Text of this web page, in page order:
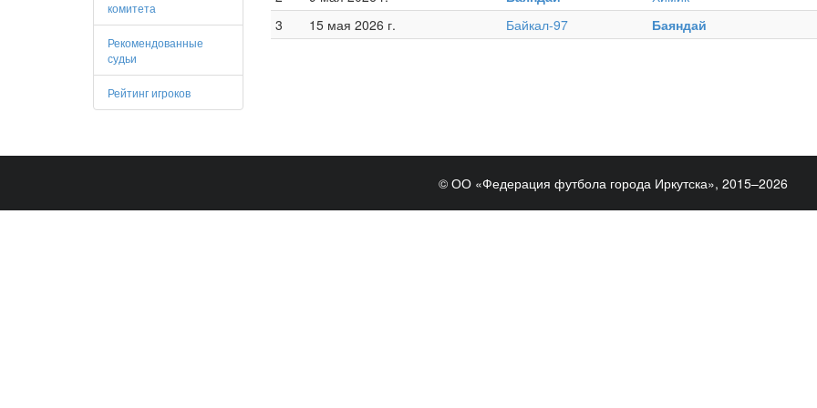
комитета
Рекомендованные
судьи
Рейтинг игроков
3
15 мая 2026 г. Байкал-97 Баяндай
© ОО «Федерация футбола города Иркутска», 2015–2026